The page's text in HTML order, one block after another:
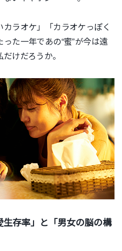
カラオケ」「カラオケっぽく
た一年であの“蜜”が今は遠
けだろうか。
生存率」と「男女の脳の構